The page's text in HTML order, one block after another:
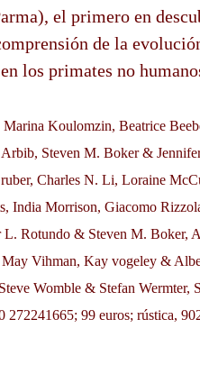
el primero en
de la
los primates no
Koulomzin, Beatrice
Steven M. Boker &
Charles N. Li, Loraine
India Morrison, Giacomo
Rotundo & Steven M. Boker,
Vihman, Kay vogeley &
Womble & Stefan Wermter,
99 euros; rústica,